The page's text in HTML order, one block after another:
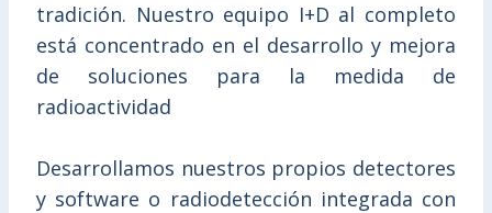
tradición. Nuestro equipo I+D al completo
está concentrado en el desarrollo y mejora
de soluciones para la medida de
radioactividad
Desarrollamos nuestros propios detectores
y software o radiodetección integrada con